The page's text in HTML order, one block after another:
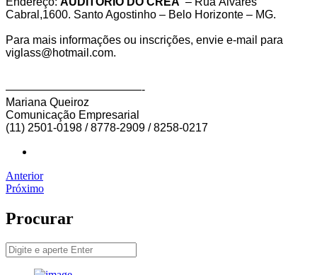
Cabral,1600. Santo Agostinho – Belo Horizonte – MG.
Para mais informações ou inscrições, envie e-mail para
viglass@hotmail.com.
————————————-
Mariana Queiroz
Comunicação Empresarial
(11) 2501-0198 / 8778-2909 / 8258-0217
Anterior
Próximo
Procurar